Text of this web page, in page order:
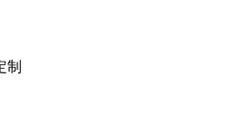
制